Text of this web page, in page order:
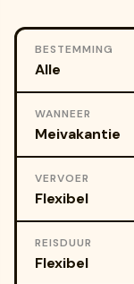
BESTEMMING
WANNEER
VERVOER
REISDUUR